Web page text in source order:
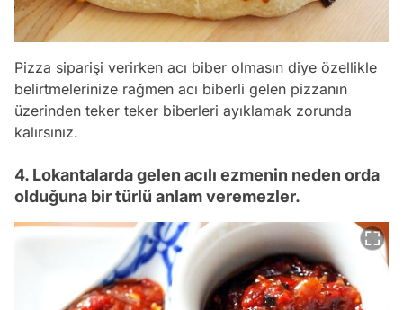
Pizza siparişi verirken acı biber olmasın diye özellikle
belirtmelerinize rağmen acı biberli gelen pizzanın
üzerinden teker teker biberleri ayıklamak zorunda
kalırsınız.
4. Lokantalarda gelen acılı ezmenin neden orda
olduğuna bir türlü anlam veremezler.